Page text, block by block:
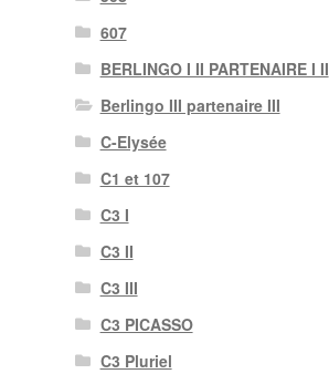
607
BERLINGO I II PARTENAIRE I II
Berlingo III partenaire III
C-Elysée
C1 et 107
C3 I
C3 II
C3 III
C3 PICASSO
C3 Pluriel